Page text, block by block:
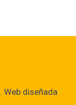
. Web diseñada